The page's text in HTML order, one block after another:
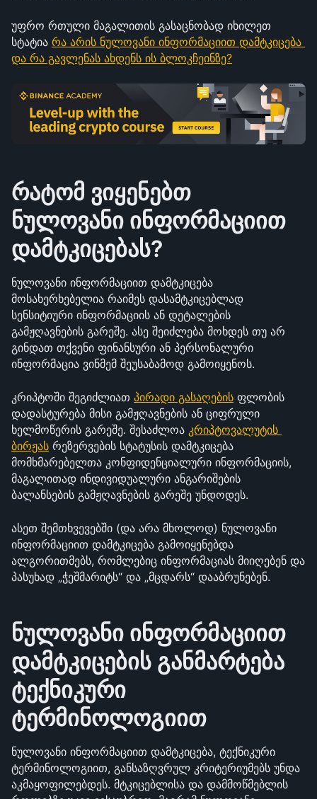
უფრო რთული მაგალითის გასაცნობად იხილეთ
სტატია რა არის ნულოვანი ინფორმაციით დამტკიცება
და რა გავლენას ახდენს ის ბლოკჩეინზე?
რატომ ვიყენებთ
ნულოვანი ინფორმაციით
დამტკიცებას?
ნულოვანი ინფორმაციით დამტკიცება
მოსახერხებელია რაიმეს დასამტკიცებლად
სენსიტიური ინფორმაციის ან დეტალების
გამჟღავნების გარეშე. ასე შეიძლება მოხდეს თუ არ
გინდათ თქვენი ფინანსური ან პერსონალური
ინფორმაცია ვინმემ შეუსაბამოდ გამოიყენოს.
კრიპტოში შეგიძლიათ პირადი გასაღების ფლობის
დადასტურება მისი გამჟღავნების ან ციფრული
ხელმოწერის გარეშე. შესაძლოა კრიპტოვალუტის
ბირჟას რეზერვების სტატუსის დამტკიცება
მომხმარებელთა კონფიდენციალური ინფორმაციის,
მაგალითად ინდივიდუალური ანგარიშების
ბალანსების გამჟღავნების გარეშე უნდოდეს.
ასეთ შემთხვევებში (და არა მხოლოდ) ნულოვანი
ინფორმაციით დამტკიცება გამოიყენებდა
ალგორითმებს, რომლებიც ინფორმაციას მიიღებენ და
პასუხად „ჭეშმარიტს“ და „მცდარს“ დააბრუნებენ.
ნულოვანი ინფორმაციით
დამტკიცების განმარტება
ტექნიკური
ტერმინოლოგიით
ნულოვანი ინფორმაციით დამტკიცება, ტექნიკური
ტერმინოლოგიით, განსაზღვრულ კრიტერიუმებს უნდა
აკმაყოფილებდეს. მტკიცებლისა და დამმოწმებლის